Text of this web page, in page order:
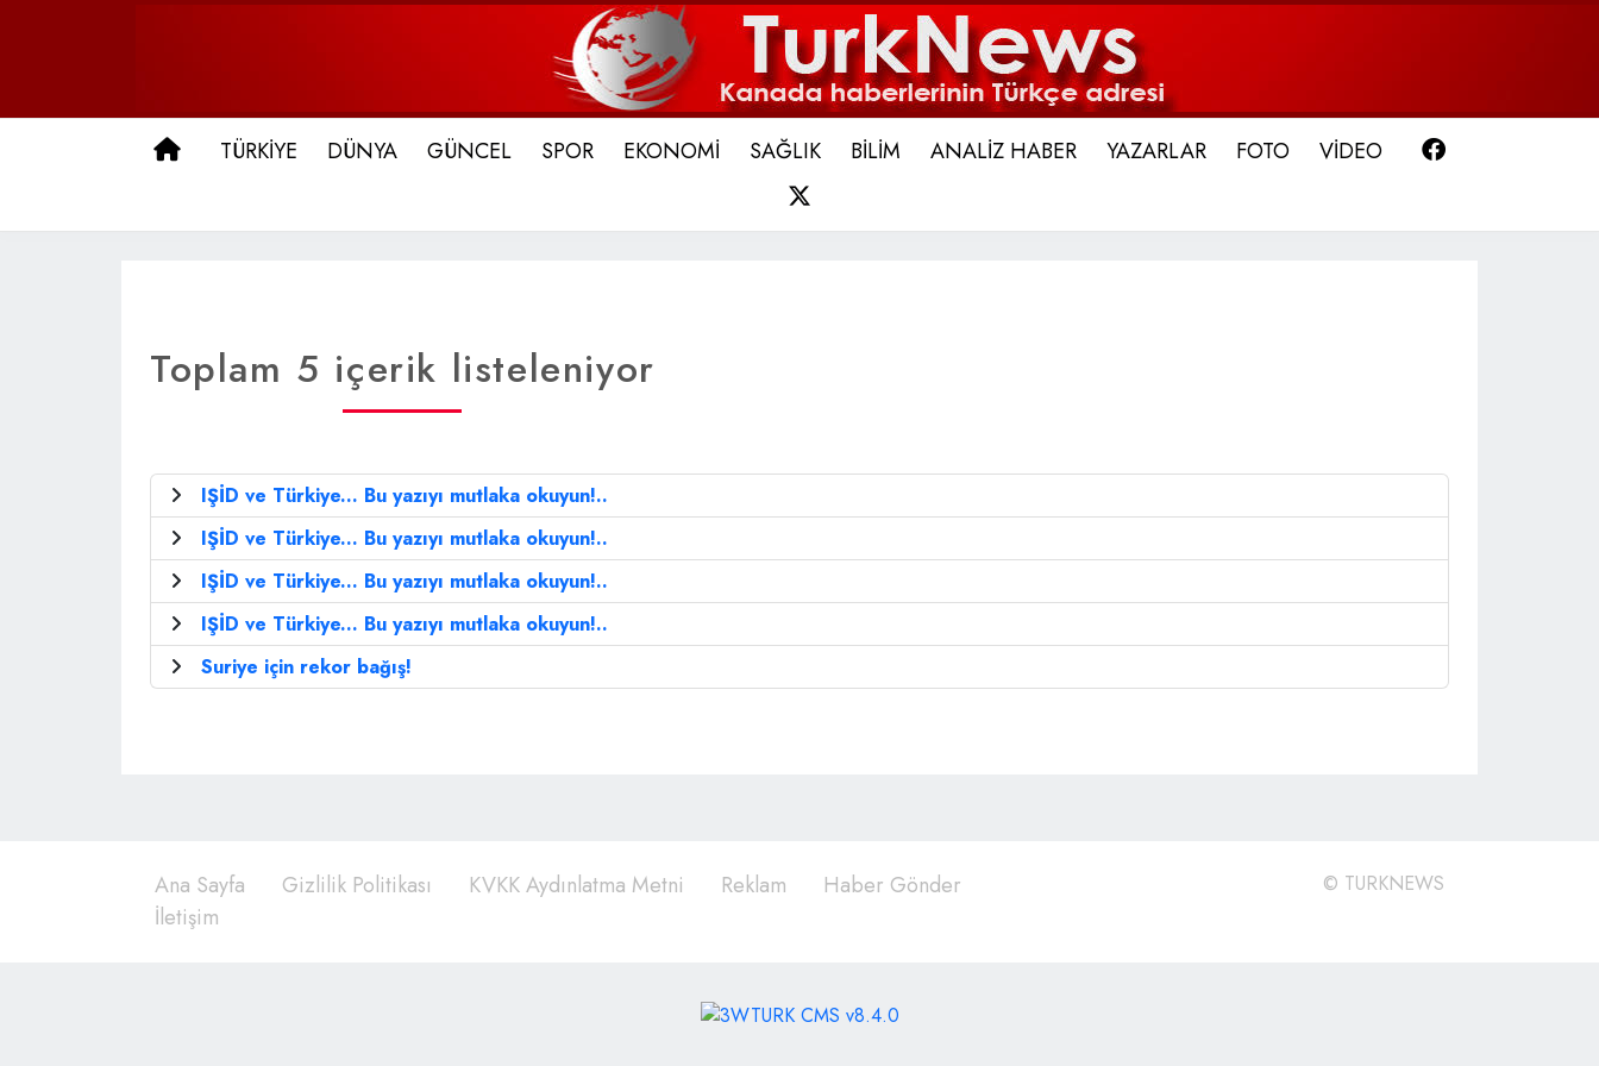
ANA SAYFA
TÜRKİYE DÜNYA GÜNCEL SPOR EKONOMİ SAĞLIK BİLİM ANALİZ HABER YAZARLAR FOTO VİDEO
Toplam 5 içerik listeleniyor
IŞİD ve Türkiye... Bu yazıyı mutlaka okuyun!..
IŞİD ve Türkiye... Bu yazıyı mutlaka okuyun!..
IŞİD ve Türkiye... Bu yazıyı mutlaka okuyun!..
IŞİD ve Türkiye... Bu yazıyı mutlaka okuyun!..
Suriye için rekor bağış!
Ana Sayfa Gizlilik Politikası KVKK Aydınlatma Metni Reklam
Haber Gönder
İletişim
© TURKNEWS